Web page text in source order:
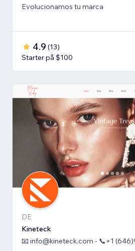
Evolucionamos tu marca
4.9 (13)
Starter på $100
DE
Kineteck
📧 info@kineteck.com - 📞+1